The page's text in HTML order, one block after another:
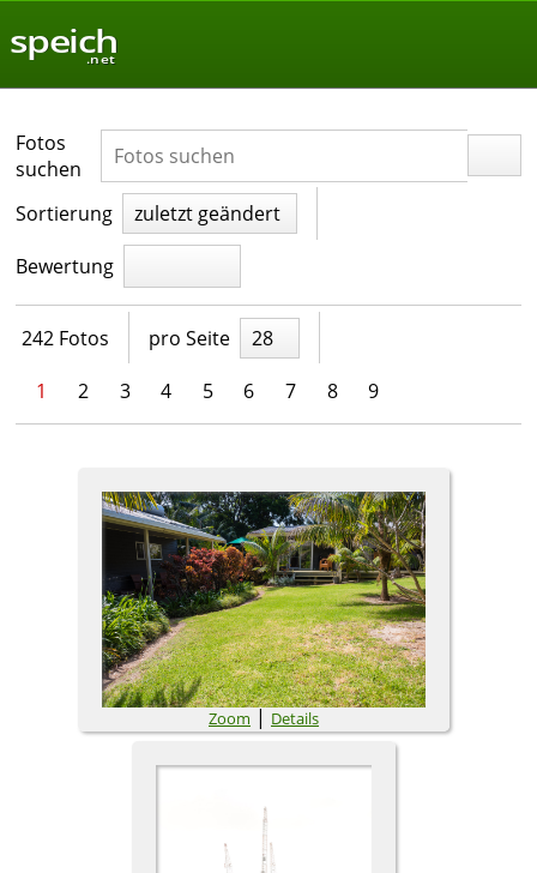
speich
.net
Fotos
suchen
Sortierung
zuletzt geändert
Bewertung
242 Fotos pro Seite
28
1
2 3 4 5 6 7 8 9
Zoom | Details